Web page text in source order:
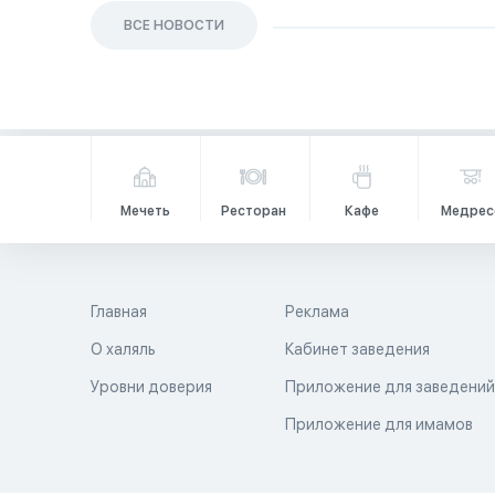
ВСЕ НОВОСТИ
Мечеть Ресторан Кафе
Главная
О халяль
Уровни доверия
Реклама
Кабинет заведения
Приложение для заведений
Приложение для имамов